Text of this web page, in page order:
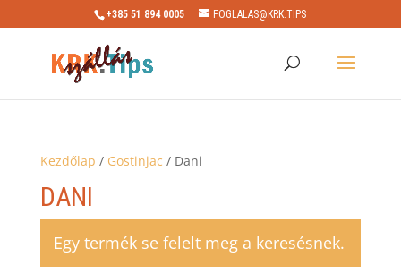
+385 51 894 0005 FOGLALAS@KRK.TIPS
Kezdőlap / Gostinjac / Dani
DANI
Egy termék se felelt meg a keresésnek.